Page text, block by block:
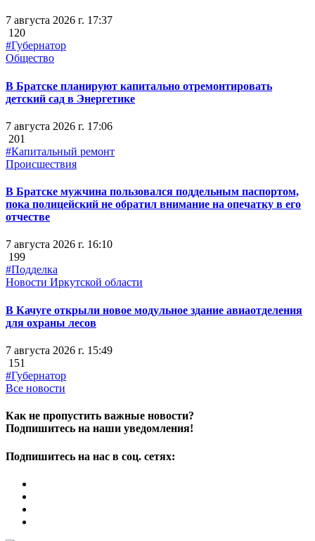
7 августа 2026 г. 17:37
120
#Губернатор
Общество
В Братске планируют капитально отремонтировать
детский сад в Энергетике
7 августа 2026 г. 17:06
201
#Капитальный ремонт
Происшествия
В Братске мужчина пользовался поддельным паспортом,
пока полицейский не обратил внимание на опечатку в его
отчестве
7 августа 2026 г. 16:10
199
#Подделка
Новости Иркутской области
В Качуге открыли новое модульное здание авиаотделения
для охраны лесов
7 августа 2026 г. 15:49
151
#Губернатор
Все новости
Как не пропустить важные новости?
Подпишитесь на наши уведомления!
Подпишитесь на нас в соц. сетях: